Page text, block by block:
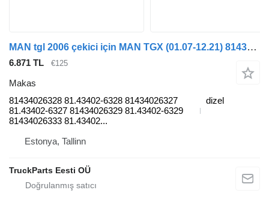
MAN tgl 2006 çekici için MAN TGX (01.07-12.21) 81434026328 makas
6.871 TL €125
Makas
81434026328 81.43402-6328 81434026327
81.43402-6327 81434026329 81.43402-6329
81434026333 81.43402...
dizel
Estonya, Tallinn
TruckParts Eesti OÜ